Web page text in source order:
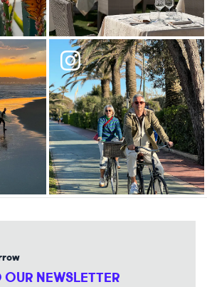
OUR NEWSLETTER